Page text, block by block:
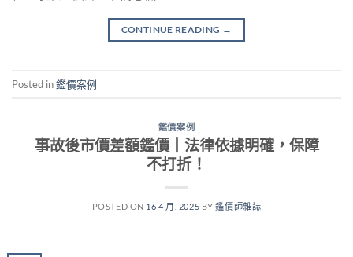
CONTINUE READING →
Posted in鑑價案例
鑑價案例
事故後市價差額鑑價｜法律依據明確，保障
不打折！
POSTED ON 16 4 月, 2025 BY鑑價師雜誌